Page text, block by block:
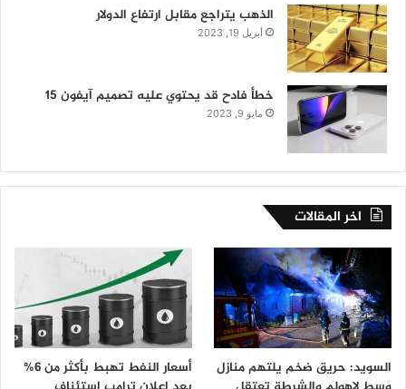
الذهب يتراجع مقابل ارتفاع الدولار
أبريل 19, 2023
خطأ فادح قد يحتوي عليه تصميم آيفون 15
مايو 9, 2023
اخر المقالات
السويد: حريق ضخم يلتهم منازل
أسعار النفط تهبط بأكثر من 6%